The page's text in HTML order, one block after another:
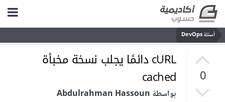
أسئلة DevOps
0
cURL دائمًا يجلب نسخة مخبأة
cached
بواسطة Abdulrahman Hassoun